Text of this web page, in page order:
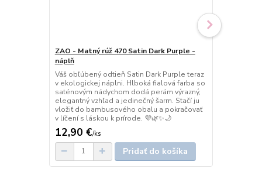
ZAO - Matný rúž 470 Satin Dark Purple -
náplň
Váš obľúbený odtieň Satin Dark Purple teraz
v ekologickej náplni. Hlboká fialová farba so
saténovým nádychom dodá perám výrazný,
elegantný vzhľad a jedinečný šarm. Stačí ju
vložiť do bambusového obalu a pokračovať
v líčení s láskou k prírode. 💜🌿✨🌙
12,90 €/ks
Pridať do košíka